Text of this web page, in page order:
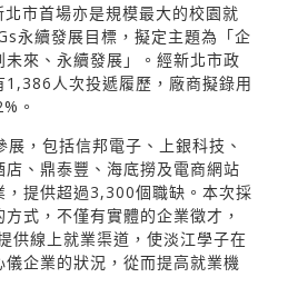
市首場亦是規模最大的校園就
永續發展目標，擬定主題為「企
來、永續發展」。經新北市政
1,386人次投遞履歷，廠商擬錄用
。
，包括信邦電子、上銀科技、
、鼎泰豐、海底撈及電商網站
，提供超過3,300個職缺。本次採
式，不僅有實體的企業徵才，
供線上就業渠道，使淡江學子在
企業的狀況，從而提高就業機